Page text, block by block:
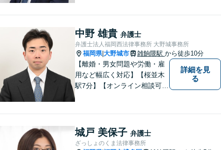
す。 困りごとやご相談があり
ましたら、どうぞお気軽にお
声がけください。
中野 雄貴 弁護士
弁護士法人福岡西法律事務所 大野城事務所
福岡県|大野城市 雑餉隈駅 から徒歩10分
【離婚・男女問題や労働・雇
用など幅広く対応】【桜並木
駅7分】【オンライン相談可
上で、最適な解決策を共に考
えます。
詳細を見
る
城戸 美保子 弁護士
ざっしょのくま法律事務所